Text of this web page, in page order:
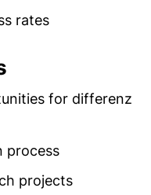
rates
for differenz
process
projects